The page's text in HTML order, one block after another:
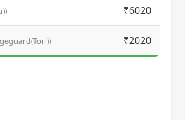
₹6020
₹2020